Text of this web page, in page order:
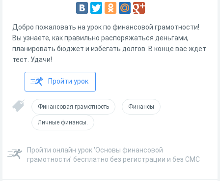
Добро пожаловать на урок по финансовой грамотности!
Вы узнаете, как правильно распоряжаться деньгами,
планировать бюджет и избегать долгов. В конце вас ждёт
тест. Удачи!
Пройти урок
Финансовая грамотность Финансы
Личные финансы.
Пройти онлайн урок 'Основы финансовой
грамотности' бесплатно без регистрации и без СМС